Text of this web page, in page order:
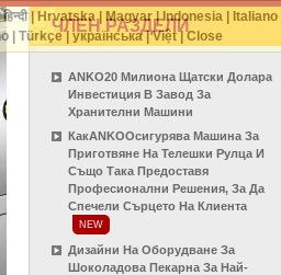
ЧЛЕН РАЗДЕЛИ
ANKO20 Милиона Щатски Долара
Инвестиция В Завод За
Хранителни Машини
КакANKOОсигурява Машина За
Приготвяне На Телешки Рулца И
Също Така Предоставя
Професионални Решения, За Да
Спечели Сърцето На Клиента
NEW
Дизайни На Оборудване За
Шоколадова Пекарна За Най-
हिन्दी| Hrvatska| Magyar|Indonesia| Italiano|
|Türkçe|українська|Việt|Close